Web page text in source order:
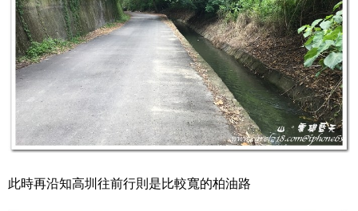
此時再沿知高圳往前行則是比較寬的柏油路